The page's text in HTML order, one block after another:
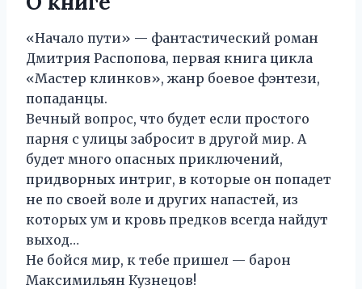
«Начало пути» — фантастический роман
Дмитрия Распопова, первая книга цикла
«Мастер клинков», жанр боевое фэнтези,
попаданцы.
Вечный вопрос, что будет если простого
парня с улицы забросит в другой мир. А
будет много опасных приключений,
придворных интриг, в которые он попадет
не по своей воле и других напастей, из
которых ум и кровь предков всегда найдут
выход…
Не бойся мир, к тебе пришел — барон
Максимильян Кузнецов!